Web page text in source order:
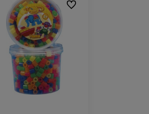
Do ulubionych